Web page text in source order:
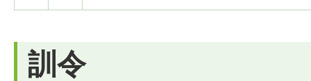
訓令